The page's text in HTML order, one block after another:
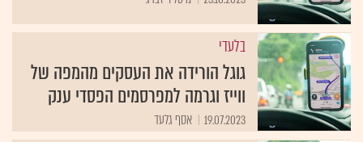
בלעדי
גוגל הורידה את העסקים מהמפה של
ווייז וגרמה למפרסמים הפסדי ענק
19.07.2023 אסף גלעד